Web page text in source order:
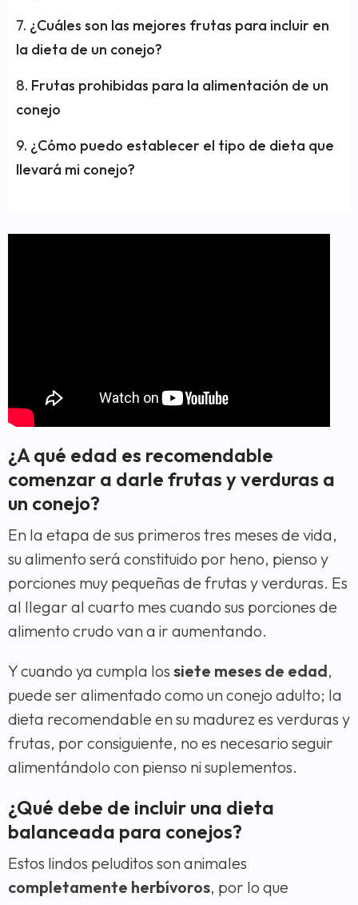
¿Cuáles son las mejores frutas para incluir en
la dieta de un conejo?
Frutas prohibidas para la alimentación de un
conejo
¿Cómo puedo establecer el tipo de dieta que
llevará mi conejo?
¿A qué edad es recomendable
comenzar a darle frutas y verduras a
un conejo?
En la etapa de sus primeros tres meses de vida,
su alimento será constituido por heno, pienso y
porciones muy pequeñas de frutas y verduras. Es
al llegar al cuarto mes cuando sus porciones de
alimento crudo van a ir aumentando.
Y cuando ya cumpla los siete meses de edad,
puede ser alimentado como un conejo adulto; la
dieta recomendable en su madurez es verduras y
frutas, por consiguiente, no es necesario seguir
alimentándolo con pienso ni suplementos.
¿Qué debe de incluir una dieta
balanceada para conejos?
Estos lindos peluditos son animales
completamente herbívoros, por lo que